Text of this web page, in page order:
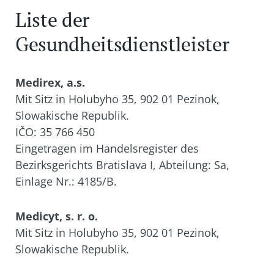
Liste der
Gesundheitsdienstleister
Medirex, a.s.
Mit Sitz in Holubyho 35, 902 01 Pezinok,
Slowakische Republik.
IČO: 35 766 450
Eingetragen im Handelsregister des
Bezirksgerichts Bratislava I, Abteilung: Sa,
Einlage Nr.: 4185/B.
Medicyt, s. r. o.
Mit Sitz in Holubyho 35, 902 01 Pezinok,
Slowakische Republik.